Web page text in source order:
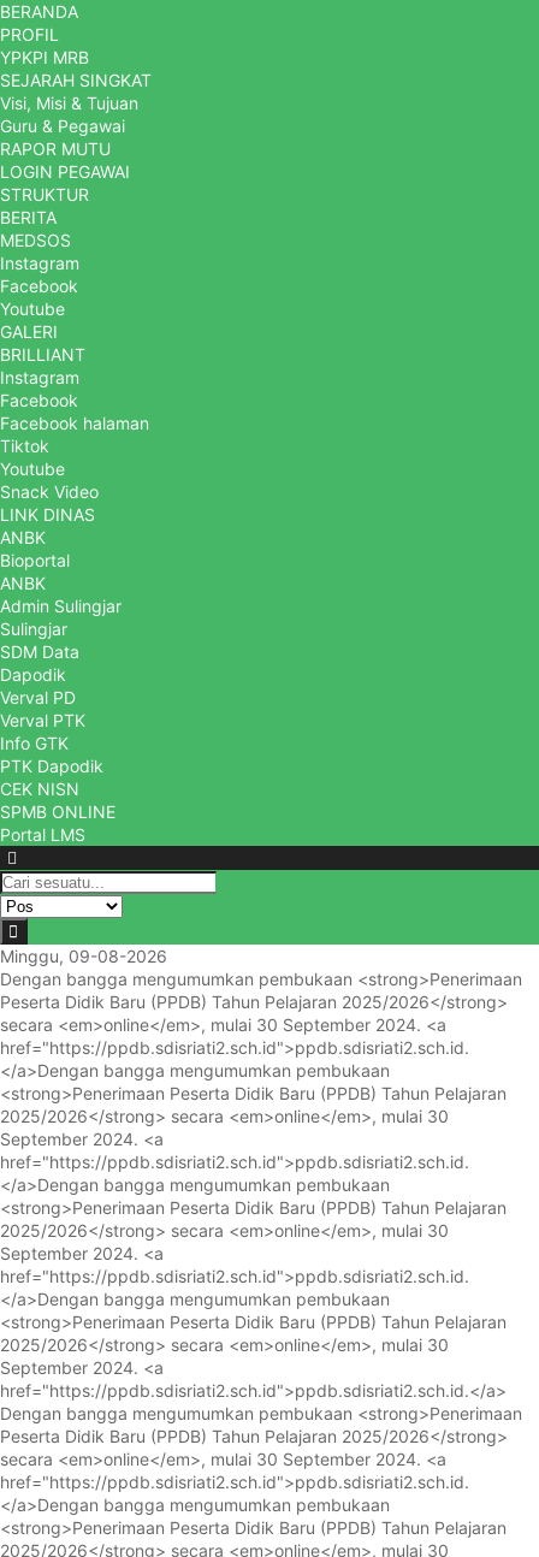
BERANDA
PROFIL
YPKPI MRB
SEJARAH SINGKAT
Visi, Misi & Tujuan
Guru & Pegawai
RAPOR MUTU
LOGIN PEGAWAI
STRUKTUR
BERITA
MEDSOS
Instagram
Facebook
Youtube
GALERI
BRILLIANT
Instagram
Facebook
Facebook halaman
Tiktok
Youtube
Snack Video
LINK DINAS
ANBK
Bioportal
ANBK
Admin Sulingjar
Sulingjar
SDM Data
Dapodik
Verval PD
Verval PTK
Info GTK
PTK Dapodik
CEK NISN
SPMB ONLINE
Portal LMS
Minggu, 09-08-2026
Dengan bangga mengumumkan pembukaan <strong>Penerimaan
Peserta Didik Baru (PPDB) Tahun Pelajaran 2025/2026</strong>
secara <em>online</em>, mulai 30 September 2024. <a
href="https://ppdb.sdisriati2.sch.id">ppdb.sdisriati2.sch.id.
</a>Dengan bangga mengumumkan pembukaan
<strong>Penerimaan Peserta Didik Baru (PPDB) Tahun Pelajaran
2025/2026</strong> secara <em>online</em>, mulai 30
September 2024. <a
href="https://ppdb.sdisriati2.sch.id">ppdb.sdisriati2.sch.id.
</a>Dengan bangga mengumumkan pembukaan
<strong>Penerimaan Peserta Didik Baru (PPDB) Tahun Pelajaran
2025/2026</strong> secara <em>online</em>, mulai 30
September 2024. <a
href="https://ppdb.sdisriati2.sch.id">ppdb.sdisriati2.sch.id.
</a>Dengan bangga mengumumkan pembukaan
<strong>Penerimaan Peserta Didik Baru (PPDB) Tahun Pelajaran
2025/2026</strong> secara <em>online</em>, mulai 30
September 2024. <a
href="https://ppdb.sdisriati2.sch.id">ppdb.sdisriati2.sch.id.</a>
Dengan bangga mengumumkan pembukaan <strong>Penerimaan
Peserta Didik Baru (PPDB) Tahun Pelajaran 2025/2026</strong>
secara <em>online</em>, mulai 30 September 2024. <a
href="https://ppdb.sdisriati2.sch.id">ppdb.sdisriati2.sch.id.
</a>Dengan bangga mengumumkan pembukaan
<strong>Penerimaan Peserta Didik Baru (PPDB) Tahun Pelajaran
2025/2026</strong> secara <em>online</em>, mulai 30